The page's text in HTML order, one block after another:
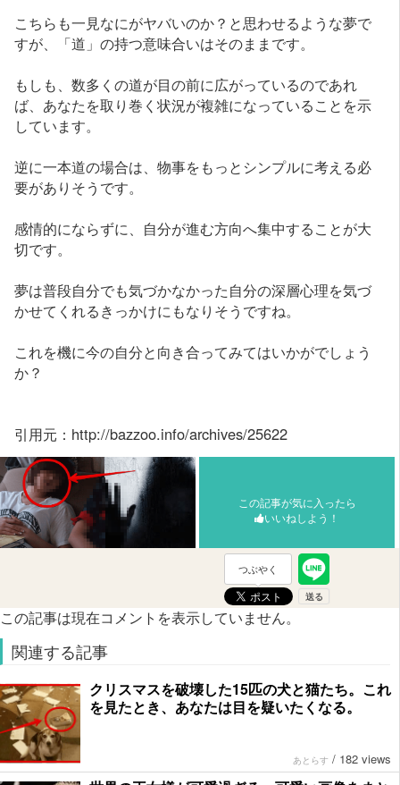
こちらも一見なにがヤバいのか？と思わせるような夢で
すが、「道」の持つ意味合いはそのままです。
もしも、数多くの道が目の前に広がっているのであれ
ば、あなたを取り巻く状況が複雑になっていることを示
しています。
逆に一本道の場合は、物事をもっとシンプルに考える必
要がありそうです。
感情的にならずに、自分が進む方向へ集中することが大
切です。
夢は普段自分でも気づかなかった自分の深層心理を気づ
かせてくれるきっかけにもなりそうですね。
これを機に今の自分と向き合ってみてはいかがでしょう
か？
引用元：http://bazzoo.info/archives/25622
この記事が気に入ったら
いいねしよう！
つぶやく
この記事は現在コメントを表示していません。
関連する記事
クリスマスを破壊した15匹の犬と猫たち。これ
を見たとき、あなたは目を疑いたくなる。
あとらす / 182 views